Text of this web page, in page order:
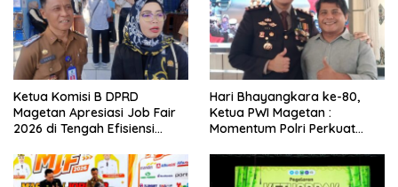
Ketua Komisi B DPRD
Magetan Apresiasi Job Fair
2026 di Tengah Efisiensi
Hari Bhayangkara ke-80,
Ketua PWI Magetan :
Momentum Polri Perkuat